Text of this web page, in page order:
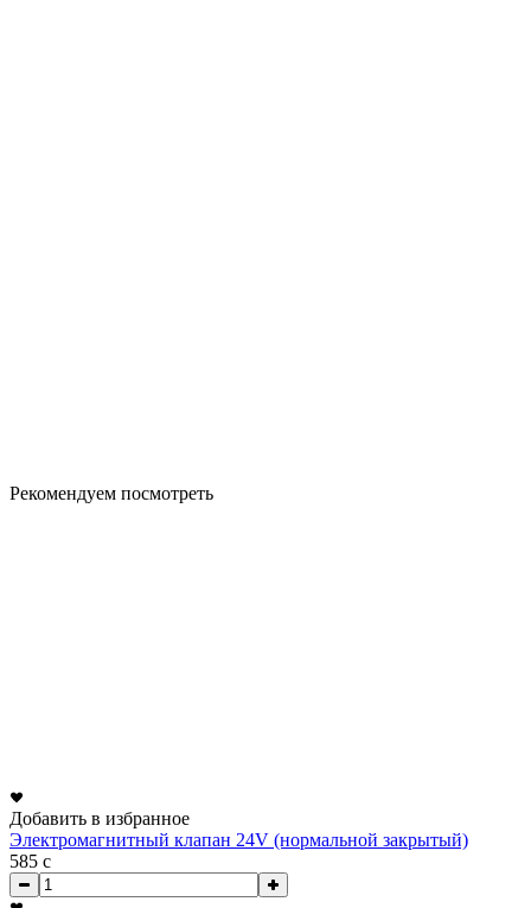
Рекомендуем посмотреть
Добавить в избранное
Электромагнитный клапан 24V (нормальной закрытый)
585 c